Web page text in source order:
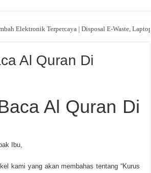
Elektronik Terpercaya | Disposal E-Waste,
Al Quran Di
Al Quran Di
Ibu,
kami yang akan membahas tentang “Kurus